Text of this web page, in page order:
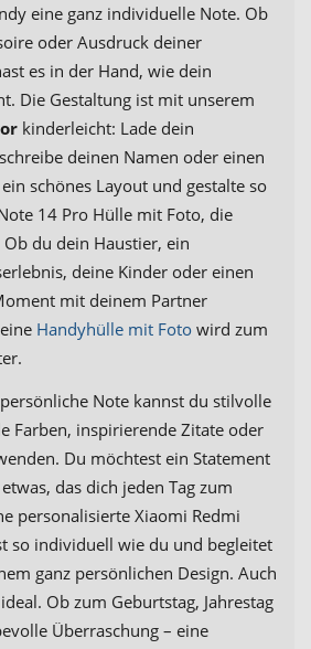
eine ganz individuelle Note. Ob
oder Ausdruck deiner
es in der Hand, wie dein
Die Gestaltung ist mit unserem
kinderleicht: Lade dein
deinen Namen oder einen
schönes Layout und gestalte so
14 Pro Hülle mit Foto, die
du dein Haustier, ein
deine Kinder oder einen
mit deinem Partner
Handyhülle mit Foto wird zum
Note kannst du stilvolle
Farben, inspirierende Zitate oder
Du möchtest ein Statement
das dich jeden Tag zum
personalisierte Xiaomi Redmi
so individuell wie du und begleitet
ganz persönlichen Design. Auch
Ob zum Geburtstag, Jahrestag
Überraschung – eine